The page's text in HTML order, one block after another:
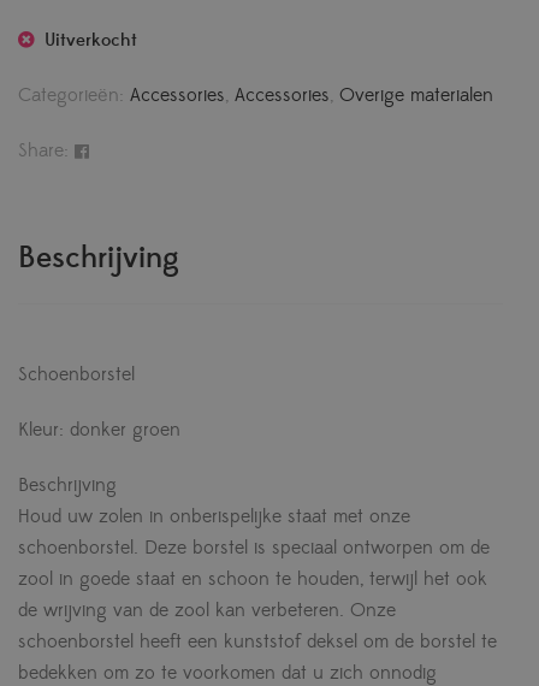
Uitverkocht
Categorieën: Accessories, Accessories, Overige materialen
Share:
Beschrijving
Schoenborstel
Kleur: donker groen
Beschrijving
Houd uw zolen in onberispelijke staat met onze
schoenborstel. Deze borstel is speciaal ontworpen om de
zool in goede staat en schoon te houden, terwijl het ook
de wrijving van de zool kan verbeteren. Onze
schoenborstel heeft een kunststof deksel om de borstel te
bedekken om zo te voorkomen dat u zich onnodig